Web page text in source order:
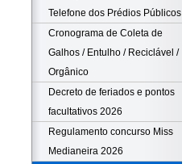
Telefone dos Prédios Públicos
Cronograma de Coleta de
Galhos / Entulho / Reciclável /
Orgânico
Decreto de feriados e pontos
facultativos 2026
Regulamento concurso Miss
Medianeira 2026